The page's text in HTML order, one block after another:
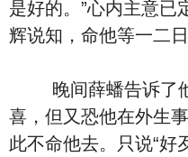
是好的。”心内主意已
辉说知，命他等一二日
晚间薛蟠告诉了他
喜，但又恐他在外生
此不命他去。只说“好